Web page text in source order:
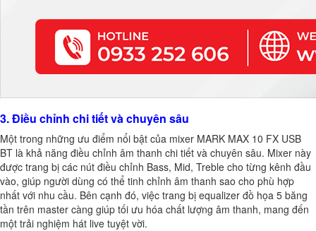
3. Điều chỉnh chi tiết và chuyên sâu
Một trong những ưu điểm nổi bật của mixer MARK MAX 10 FX USB
BT là khả năng điều chỉnh âm thanh chi tiết và chuyên sâu. Mixer này
được trang bị các nút điều chỉnh Bass, Mid, Treble cho từng kênh đầu
vào, giúp người dùng có thể tinh chỉnh âm thanh sao cho phù hợp
nhất với nhu cầu. Bên cạnh đó, việc trang bị equalizer đồ họa 5 băng
tần trên master càng giúp tối ưu hóa chất lượng âm thanh, mang đến
một trải nghiệm hát live tuyệt vời.